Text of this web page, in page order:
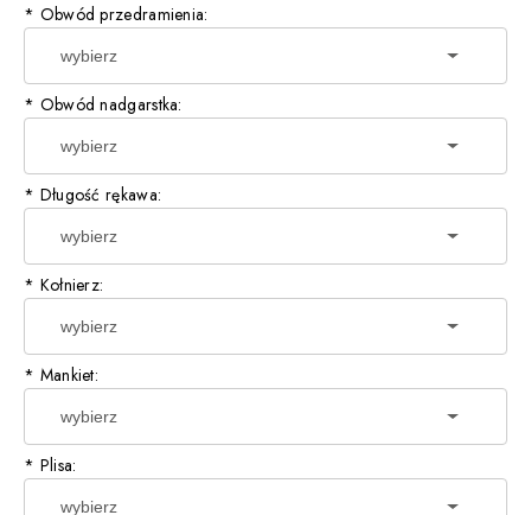
* Obwód przedramienia:
* Obwód nadgarstka:
* Długość rękawa:
* Kołnierz:
* Mankiet:
* Plisa: